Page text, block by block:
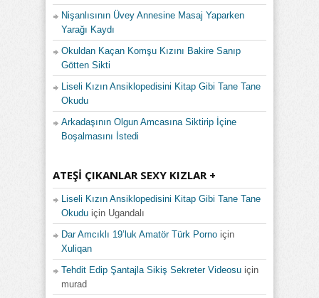
Nişanlısının Üvey Annesine Masaj Yaparken
Yarağı Kaydı
Okuldan Kaçan Komşu Kızını Bakire Sanıp
Götten Sikti
Liseli Kızın Ansiklopedisini Kitap Gibi Tane Tane
Okudu
Arkadaşının Olgun Amcasına Siktirip İçine
Boşalmasını İstedi
ATEŞI ÇIKANLAR SEXY KIZLAR +
Liseli Kızın Ansiklopedisini Kitap Gibi Tane Tane
Okudu için Ugandalı
Dar Amcıklı 19’luk Amatör Türk Porno için
Xuliqan
Tehdit Edip Şantajla Sikiş Sekreter Videosu için
murad